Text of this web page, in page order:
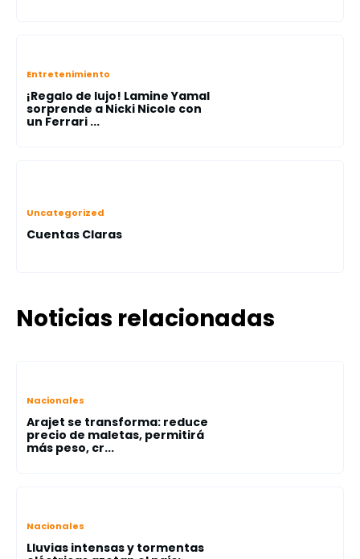
Entretenimiento
¡Regalo de lujo! Lamine Yamal
sorprende a Nicki Nicole con
un Ferrari ...
Uncategorized
Cuentas Claras
Noticias relacionadas
Nacionales
Arajet se transforma: reduce
precio de maletas, permitirá
más peso, cr...
Nacionales
Lluvias intensas y tormentas